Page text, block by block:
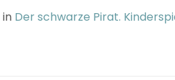
in Der schwarze Pirat.